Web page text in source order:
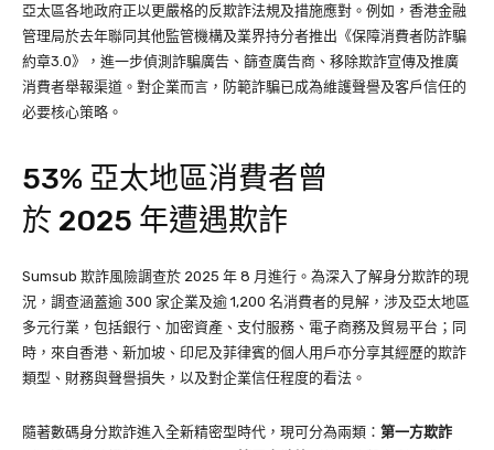
亞太區各地政府正以更嚴格的反欺詐法規及措施應對。例如，香港金融
管理局於去年聯同其他監管機構及業界持分者推出《保障消費者防詐騙
約章3.0》，進一步偵測詐騙廣告、篩查廣告商、移除欺詐宣傳及推廣
消費者舉報渠道。對企業而言，防範詐騙已成為維護聲譽及客戶信任的
必要核心策略。
53% 亞太地區消費者曾
於 2025 年遭遇欺詐
Sumsub 欺詐風險調查於 2025 年 8 月進行。為深入了解身分欺詐的現
況，調查涵蓋逾 300 家企業及逾 1,200 名消費者的見解，涉及亞太地區
多元行業，包括銀行、加密資產、支付服務、電子商務及貿易平台；同
時，來自香港、新加坡、印尼及菲律賓的個人用戶亦分享其經歷的欺詐
類型、財務與聲譽損失，以及對企業信任程度的看法。
隨著數碼身分欺詐進入全新精密型時代，現可分為兩類： 第一方欺詐